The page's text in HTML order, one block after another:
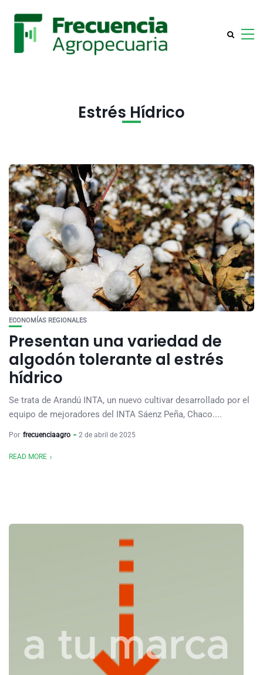
Estrés Hídrico
ECONOMÍAS REGIONALES
Presentan una variedad de
algodón tolerante al estrés
hídrico
Se trata de Arandú INTA, un nuevo cultivar desarrollado por el
equipo de mejoradores del INTA Sáenz Peña, Chaco....
Por frecuenciaagro 2 de abril de 2025
READ MORE